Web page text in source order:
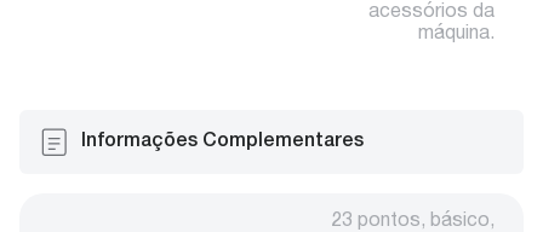
acessórios da
máquina.
Informações Complementares
23 pontos, básico,